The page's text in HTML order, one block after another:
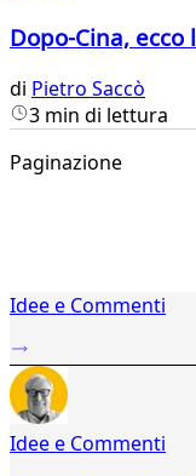
Dopo-Cina,
di Pietro Saccò
3 min di lettura
Paginazione
2Idee e Commenti
Idee e Commenti